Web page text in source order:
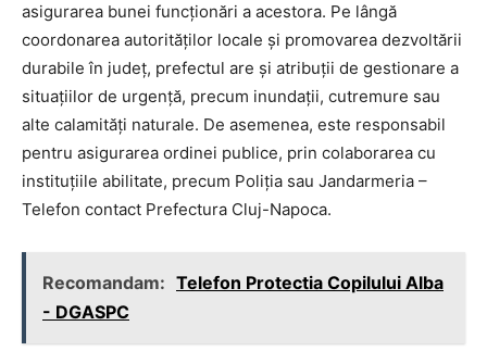
asigurarea bunei funcționări a acestora. Pe lângă
coordonarea autorităților locale și promovarea dezvoltării
durabile în județ, prefectul are și atribuții de gestionare a
situațiilor de urgență, precum inundații, cutremure sau
alte calamități naturale. De asemenea, este responsabil
pentru asigurarea ordinei publice, prin colaborarea cu
instituțiile abilitate, precum Poliția sau Jandarmeria –
Telefon contact Prefectura Cluj-Napoca.
Recomandam: Telefon Protectia Copilului Alba
- DGASPC